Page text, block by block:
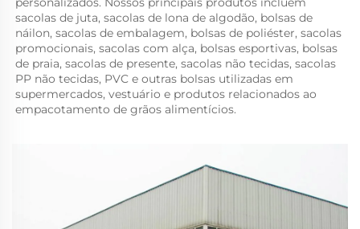
sacolas de juta, sacolas de lona de algodão, bolsas de
náilon, sacolas de embalagem, bolsas de poliéster, sacolas
promocionais, sacolas com alça, bolsas esportivas, bolsas
de praia, sacolas de presente, sacolas não tecidas, sacolas
PP não tecidas, PVC e outras bolsas utilizadas em
supermercados, vestuário e produtos relacionados ao
empacotamento de grãos alimentícios.